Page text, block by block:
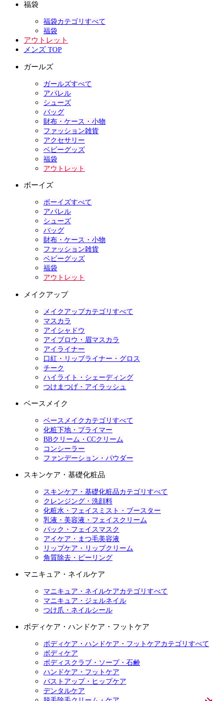
福袋
福袋カテゴリすべて
福袋
アウトレット
メンズ TOP
ガールズ
ガールズすべて
アパレル
シューズ
バッグ
財布・ケース・小物
ファッション雑貨
アクセサリー
ベビーグッズ
福袋
アウトレット
ボーイズ
ボーイズすべて
アパレル
シューズ
バッグ
財布・ケース・小物
ファッション雑貨
ベビーグッズ
福袋
アウトレット
メイクアップ
メイクアップカテゴリすべて
マスカラ
アイシャドウ
アイブロウ・眉マスカラ
アイライナー
口紅・リップライナー・グロス
チーク
ハイライト・シェーディング
つけまつげ・アイラッシュ
ベースメイク
ベースメイクカテゴリすべて
化粧下地・プライマー
BBクリーム・CCクリーム
コンシーラー
ファンデーション・パウダー
スキンケア・基礎化粧品
スキンケア・基礎化粧品カテゴリすべて
クレンジング・洗顔料
化粧水・フェイスミスト・ブースター
乳液・美容液・フェイスクリーム
パック・フェイスマスク
アイケア・まつ毛美容液
リップケア・リップクリーム
角質除去・ピーリング
マニキュア・ネイルケア
マニキュア・ネイルケアカテゴリすべて
マニキュア・ジェルネイル
つけ爪・ネイルシール
ボディケア・ハンドケア・フットケア
ボディケア・ハンドケア・フットケアカテゴリすべて
ボディケア
ボディスクラブ・ソープ・石鹸
ハンドケア・フットケア
バストアップ・ヒップケア
デンタルケア